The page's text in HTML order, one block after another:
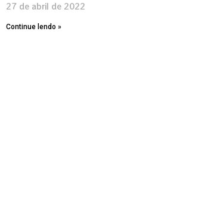
27 de abril de 2022
Continue lendo »